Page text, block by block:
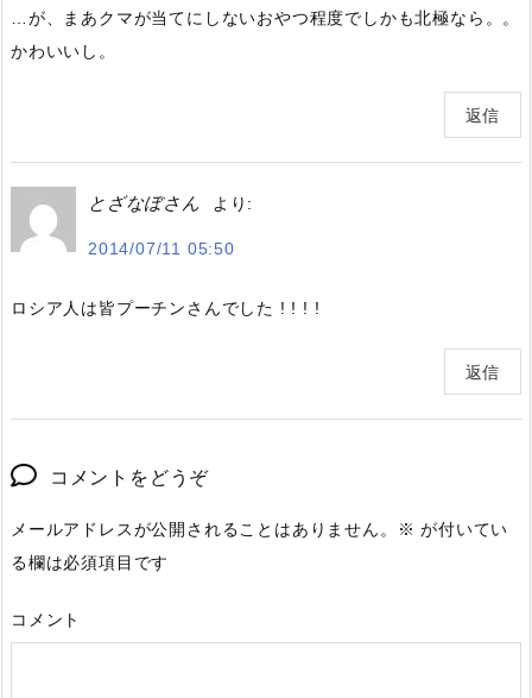
…が、まあクマが当てにしないおやつ程度でしかも北極なら。。
かわいいし。
返信
とざなぼさん より:
2014/07/11 05:50
ロシア人は皆プーチンさんでした ! ! ! !
返信
コメントをどうぞ
メールアドレスが公開されることはありません。 ※ が付いてい
る欄は必須項目です
コメント